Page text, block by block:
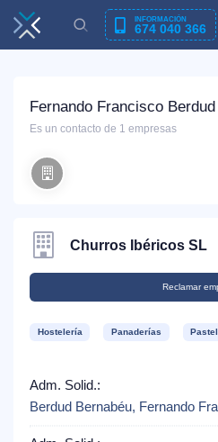
INFORMACIÓN
674 040 366
Fernando Francisco
Es un contacto de 1 empresas
Churros Ibéricos SL
Reclamar
Hostelería Panaderías
Adm. Solid.:
Berdud Bernabéu, Fernando